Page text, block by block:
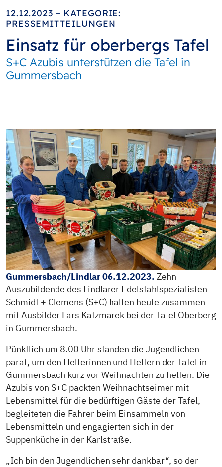
12.12.2023 – KATEGORIE:
PRESSEMITTEILUNGEN
Einsatz für oberbergs Tafel
S+C Azubis unterstützen die Tafel in
Gummersbach
Gummersbach/Lindlar 06.12.2023. Zehn
Auszubildende des Lindlarer Edelstahlspezialisten
Schmidt + Clemens (S+C) halfen heute zusammen
mit Ausbilder Lars Katzmarek bei der Tafel Oberberg
in Gummersbach.
Pünktlich um 8.00 Uhr standen die Jugendlichen
parat, um den Helferinnen und Helfern der Tafel in
Gummersbach kurz vor Weihnachten zu helfen. Die
Azubis von S+C packten Weihnachtseimer mit
Lebensmittel für die bedürftigen Gäste der Tafel,
begleiteten die Fahrer beim Einsammeln von
Lebensmitteln und engagierten sich in der
Suppenküche in der Karlstraße.
„Ich bin den Jugendlichen sehr dankbar“, so der